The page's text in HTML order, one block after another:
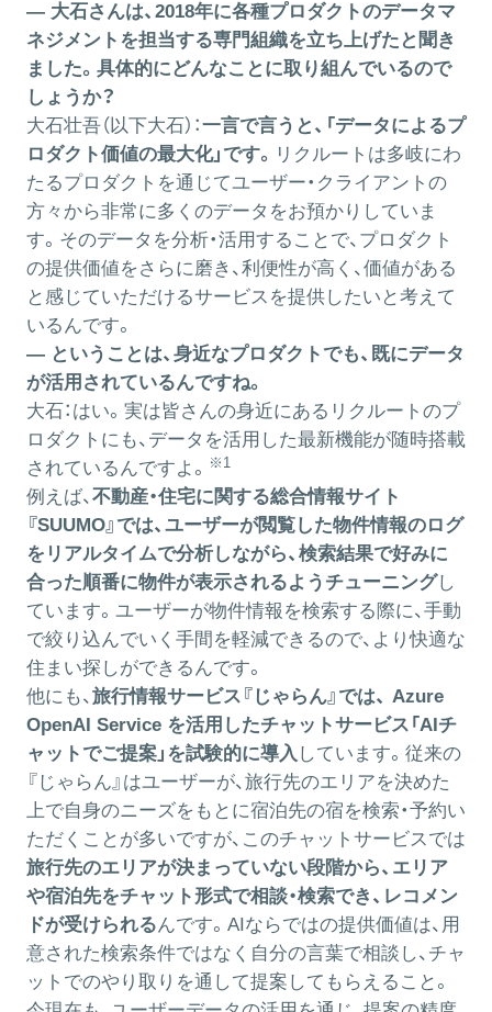
― 大石さんは、2018年に各種プロダクトのデータマ
ネジメントを担当する専門組織を立ち上げたと聞き
ました。具体的にどんなことに取り組んでいるので
しょうか？
大石壮吾（以下大石）：一言で言うと、「データによるプ
ロダクト価値の最大化」です。 リクルートは多岐にわ
たるプロダクトを通じてユーザー・クライアントの
方々から非常に多くのデータをお預かりしていま
す。そのデータを分析・活用することで、プロダクト
の提供価値をさらに磨き、利便性が高く、価値がある
と感じていただけるサービスを提供したいと考えて
いるんです。
― ということは、身近なプロダクトでも、既にデータ
が活用されているんですね。
大石： はい。実は皆さんの身近にあるリクルートのプ
ロダクトにも、データを活用した最新機能が随時搭載
されているんですよ。
※1
例えば、不動産・住宅に関する総合情報サイト
『SUUMO』では、ユーザーが閲覧した物件情報のログ
をリアルタイムで分析しながら、検索結果で好みに
合った順番に物件が表示されるようチューニングし
ています。ユーザーが物件情報を検索する際に、手動
で絞り込んでいく手間を軽減できるので、より快適な
住まい探しができるんです。
他にも、旅行情報サービス『じゃらん』では、 Azure
OpenAI Service を活用したチャットサービス「AIチ
ャットでご提案」を試験的に導入 しています。従来の
『じゃらん』はユーザーが、旅行先のエリアを決めた
上で自身のニーズをもとに宿泊先の宿を検索・予約い
ただくことが多いですが、このチャットサービスでは
旅行先のエリアが決まっていない段階から、エリア
や宿泊先をチャット形式で相談・検索でき、レコメン
ドが受けられるんです。AIならではの提供価値は、用
意された検索条件ではなく自分の言葉で相談し、チャ
ットでのやり取りを通して提案してもらえること。